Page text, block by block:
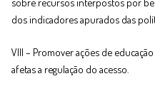
dos indicadores apurados das
VIII – Promover ações de
afetas a regulação do acesso.